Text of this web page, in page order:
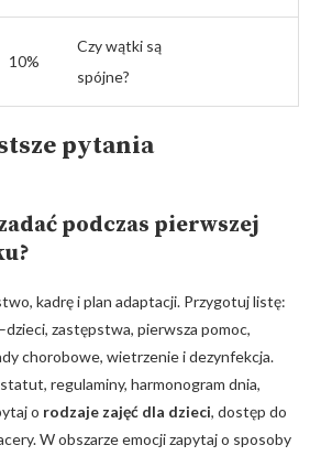
10%
Czy wątki są
spójne?
pytania
podczas pierwszej
kadrę i plan adaptacji. Przygotuj listę:
zastępstwa, pierwsza pomoc,
chorobowe, wietrzenie i dezynfekcja.
regulaminy, harmonogram dnia,
o rodzaje zajęć dla dzieci, dostęp do
W obszarze emocji zapytaj o sposoby